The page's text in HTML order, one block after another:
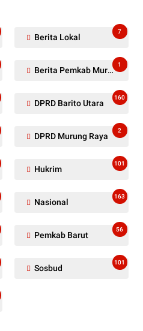
Berita Lokal
7
Berita Pemkab Murung Raya
1
DPRD Barito Utara
160
DPRD Murung Raya
2
Hukrim
101
Nasional
163
Pemkab Barut
56
Sosbud
101